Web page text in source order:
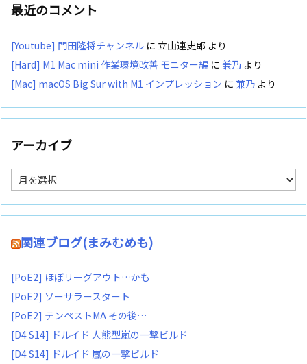
最近のコメント
[Youtube] 門田隆将チャンネル に 立山連史郎 より
[Hard] M1 Mac mini 作業環境改善 モニター編 に 兼乃 より
[Mac] macOS Big Sur with M1 インプレッション に 兼乃 より
アーカイブ
ア
ー
カ
イ
関連ブログ(まみむめも)
[PoE2] ほぼリーグアウト…かも
[PoE2] ソーサラースタート
[PoE2] テンペストMA その後…
[D4 S14] ドルイド 人熊型嵐の一撃ビルド
[D4 S14] ドルイド 嵐の一撃ビルド